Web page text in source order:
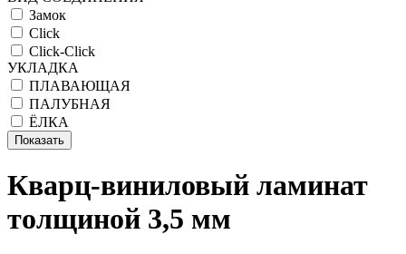
Замок
Click
Click-Click
УКЛАДКА
ПЛАВАЮЩАЯ
ПАЛУБНАЯ
ЁЛКА
Кварц-виниловый ламинат
толщиной 3,5 мм